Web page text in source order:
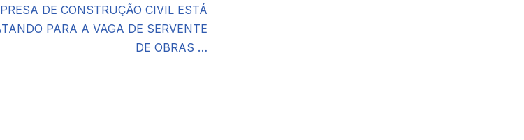
DE CONSTRUÇÃO CIVIL ESTÁ
PARA A VAGA DE SERVENTE
DE OBRAS …